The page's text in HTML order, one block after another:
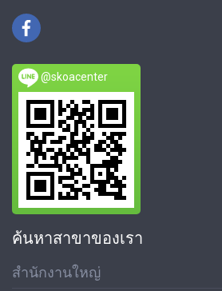
@skoacenter
ค้นหาสาขาของเรา
สำนักงานใหญ่